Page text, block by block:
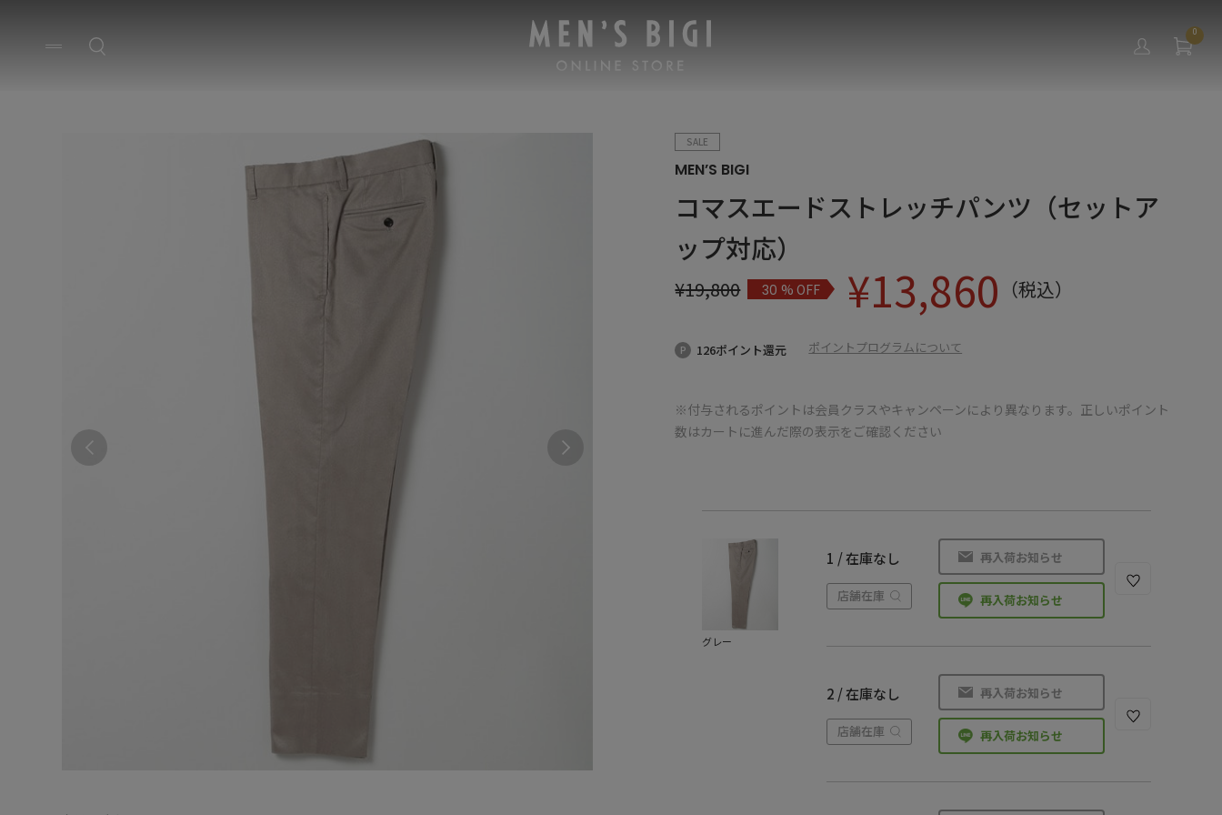
0
SALE
MEN’S BIGI
コマスエードストレッチパンツ（セットア
ップ対応）
¥19,800 30% OFF ¥13,860 （税込）
126ポイント還元 ポイントプログラムについて
※付与されるポイントは会員クラスやキャンペーンにより異なります。正しいポイント
数はカートに進んだ際の表示をご確認ください
グレー
1 / 在庫なし
店舗在庫
再入荷お知らせ
再入荷お知らせ
2 / 在庫なし
店舗在庫
再入荷お知らせ
再入荷お知らせ